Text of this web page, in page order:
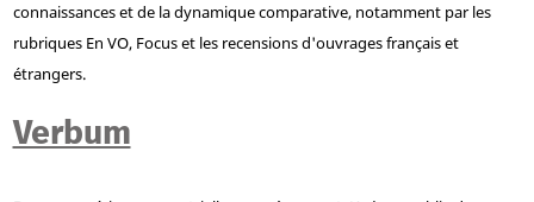
connaissances et de la dynamique comparative, notamment par les
rubriques En VO, Focus et les recensions d'ouvrages français et
étrangers.
Verbum